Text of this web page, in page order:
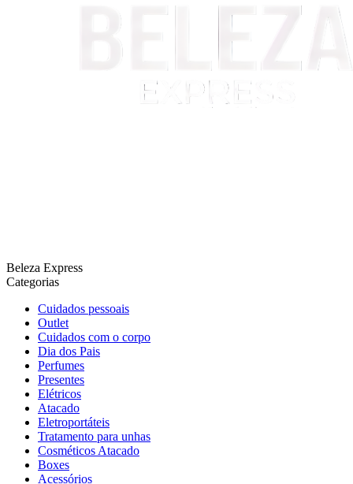
Beleza Express
Categorias
Cuidados pessoais
Outlet
Cuidados com o corpo
Dia dos Pais
Perfumes
Presentes
Elétricos
Atacado
Eletroportáteis
Tratamento para unhas
Cosméticos Atacado
Boxes
Acessórios